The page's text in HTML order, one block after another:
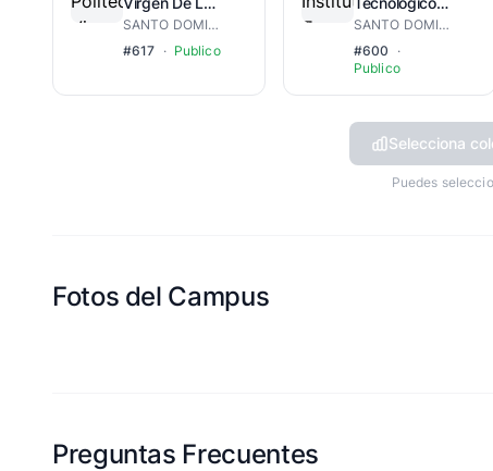
Altagracia
SANTO DOMINGO ESTE
#617 · Publico
Fabio Amable
Mota
SANTO DOMINGO NORESTE
#600
·
Publico
Selecciona
Puedes
Fotos del Campus
Preguntas Frecuentes